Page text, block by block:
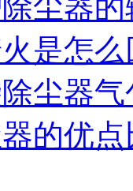
尘器
是怎么
尘器
的优